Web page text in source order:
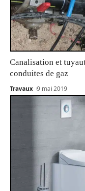
Canalisation et
conduites de gaz
Travaux 9 mai 2019